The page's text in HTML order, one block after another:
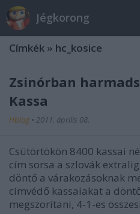
Jégkorong
Címkék » hc_kosice
Zsinórban
Kassa
Hblog • 2011. április 08.
Csütörtökön 8400 kassai
cím sorsa a szlovák
döntő a várakozásoknak
címvédő kassaiakat a
megszorítani, 4-1-es